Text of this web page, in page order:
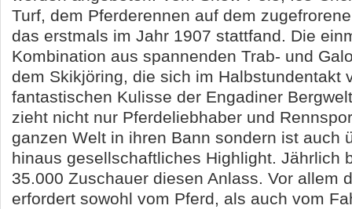
Turf, dem Pferderennen auf dem
das erstmals im Jahr 1907 stattfand. Die
Kombination aus spannenden Trab- und
dem Skikjöring, die sich im Halbstundentakt
fantastischen Kulisse der Engadiner
zieht nicht nur Pferdeliebhaber und
ganzen Welt in ihren Bann sondern ist auch
hinaus gesellschaftliches Highlight. Jährlich
35.000 Zuschauer diesen Anlass. Vor allem
erfordert sowohl vom Pferd, als auch vom